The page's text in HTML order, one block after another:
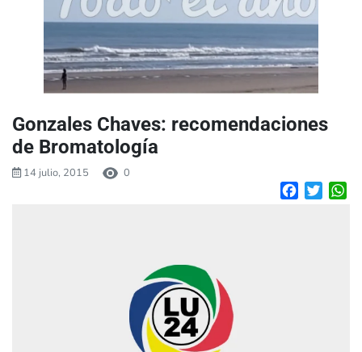
Gonzales Chaves: recomendaciones
de Bromatología
14 julio, 2015 0
Facebook